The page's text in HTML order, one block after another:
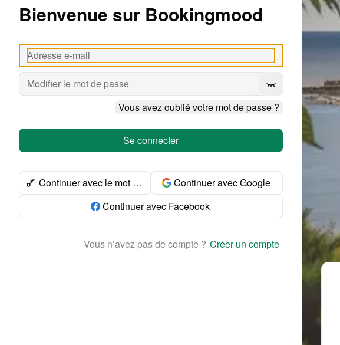
Bienvenue sur Bookingmood
Vous avez oublié votre mot de passe ?
Se connecter
Continuer avec le mot de passe Continuer avec Google
Continuer avec Facebook
Vous n’avez pas de compte ? Créer un compte